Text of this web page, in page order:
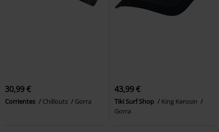
30,99 €
Corrientes Chillouts Gorra
43,99 €
Tiki Surf Shop
King Kerosin
Gorra